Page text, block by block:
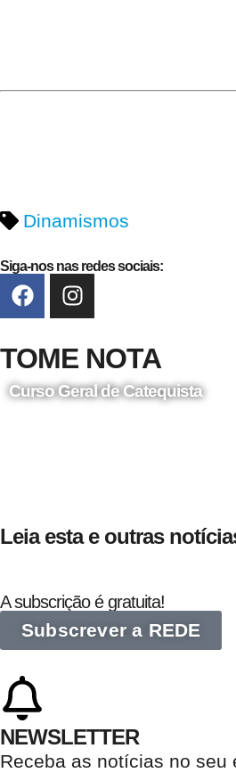
Dinamismos
Siga-nos nas redes sociais:
TOME NOTA
Curso Geral de Catequista
Leia esta e outras
A subscrição é gratuita!
Subscrever a REDE
NEWSLETTER
Receba as notícias no seu